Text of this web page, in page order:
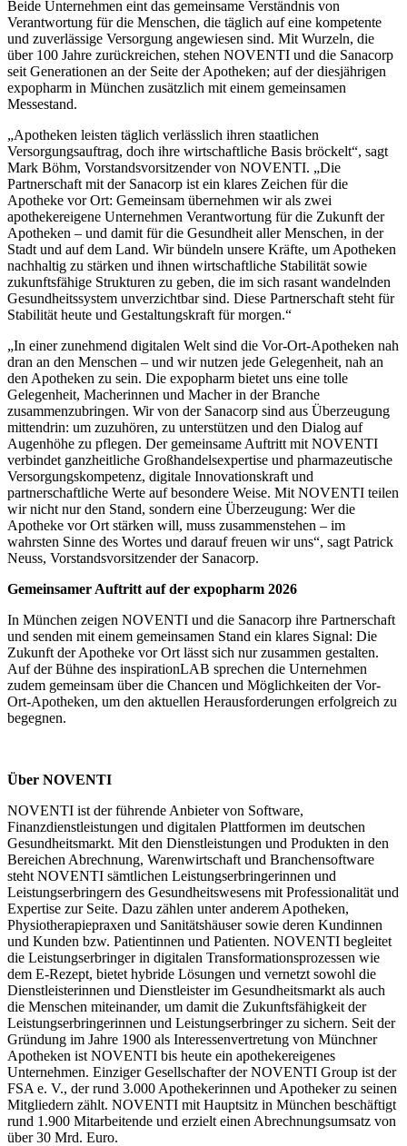
Beide Unternehmen eint das gemeinsame Verständnis von
Verantwortung für die Menschen, die täglich auf eine kompetente
und zuverlässige Versorgung angewiesen sind. Mit Wurzeln, die
über 100 Jahre zurückreichen, stehen NOVENTI und die Sanacorp
seit Generationen an der Seite der Apotheken; auf der diesjährigen
expopharm in München zusätzlich mit einem gemeinsamen
Messestand.
„Apotheken leisten täglich verlässlich ihren staatlichen
Versorgungsauftrag, doch ihre wirtschaftliche Basis bröckelt“, sagt
Mark Böhm, Vorstandsvorsitzender von NOVENTI. „Die
Partnerschaft mit der Sanacorp ist ein klares Zeichen für die
Apotheke vor Ort: Gemeinsam übernehmen wir als zwei
apothekereigene Unternehmen Verantwortung für die Zukunft der
Apotheken – und damit für die Gesundheit aller Menschen, in der
Stadt und auf dem Land. Wir bündeln unsere Kräfte, um Apotheken
nachhaltig zu stärken und ihnen wirtschaftliche Stabilität sowie
zukunftsfähige Strukturen zu geben, die im sich rasant wandelnden
Gesundheitssystem unverzichtbar sind. Diese Partnerschaft steht für
Stabilität heute und Gestaltungskraft für morgen.“
„In einer zunehmend digitalen Welt sind die Vor-Ort-Apotheken nah
dran an den Menschen – und wir nutzen jede Gelegenheit, nah an
den Apotheken zu sein. Die expopharm bietet uns eine tolle
Gelegenheit, Macherinnen und Macher in der Branche
zusammenzubringen. Wir von der Sanacorp sind aus Überzeugung
mittendrin: um zuzuhören, zu unterstützen und den Dialog auf
Augenhöhe zu pflegen. Der gemeinsame Auftritt mit NOVENTI
verbindet ganzheitliche Großhandelsexpertise und pharmazeutische
Versorgungskompetenz, digitale Innovationskraft und
partnerschaftliche Werte auf besondere Weise. Mit NOVENTI teilen
wir nicht nur den Stand, sondern eine Überzeugung: Wer die
Apotheke vor Ort stärken will, muss zusammenstehen – im
wahrsten Sinne des Wortes und darauf freuen wir uns“, sagt Patrick
Neuss, Vorstandsvorsitzender der Sanacorp.
Gemeinsamer Auftritt auf der expopharm 2026
In München zeigen NOVENTI und die Sanacorp ihre Partnerschaft
und senden mit einem gemeinsamen Stand ein klares Signal: Die
Zukunft der Apotheke vor Ort lässt sich nur zusammen gestalten.
Auf der Bühne des inspirationLAB sprechen die Unternehmen
zudem gemeinsam über die Chancen und Möglichkeiten der Vor-
Ort-Apotheken, um den aktuellen Herausforderungen erfolgreich zu
begegnen.
Über NOVENTI
NOVENTI ist der führende Anbieter von Software,
Finanzdienstleistungen und digitalen Plattformen im deutschen
Gesundheitsmarkt. Mit den Dienstleistungen und Produkten in den
Bereichen Abrechnung, Warenwirtschaft und Branchensoftware
steht NOVENTI sämtlichen Leistungserbringerinnen und
Leistungserbringern des Gesundheitswesens mit Professionalität und
Expertise zur Seite. Dazu zählen unter anderem Apotheken,
Physiotherapiepraxen und Sanitätshäuser sowie deren Kundinnen
und Kunden bzw. Patientinnen und Patienten. NOVENTI begleitet
die Leistungserbringer in digitalen Transformationsprozessen wie
dem E-Rezept, bietet hybride Lösungen und vernetzt sowohl die
Dienstleisterinnen und Dienstleister im Gesundheitsmarkt als auch
die Menschen miteinander, um damit die Zukunftsfähigkeit der
Leistungserbringerinnen und Leistungserbringer zu sichern. Seit der
Gründung im Jahre 1900 als Interessenvertretung von Münchner
Apotheken ist NOVENTI bis heute ein apothekereigenes
Unternehmen. Einziger Gesellschafter der NOVENTI Group ist der
FSA e. V., der rund 3.000 Apothekerinnen und Apotheker zu seinen
Mitgliedern zählt. NOVENTI mit Hauptsitz in München beschäftigt
rund 1.900 Mitarbeitende und erzielt einen Abrechnungsumsatz von
über 30 Mrd. Euro.